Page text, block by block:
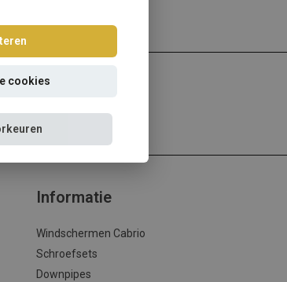
Informatie
Windschermen Cabrio
Schroefsets
Downpipes
cookies